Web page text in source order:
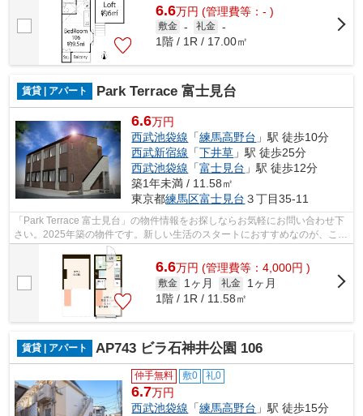
6.6万円 (管理費等：- )
敷金 - 礼金 -
1階 / 1R / 17.00㎡
賃貸 | アパート Park Terrace 富士見台
6.6万円
西武池袋線 「練馬高野台 」駅 徒歩10分
西武新宿線 「下井草 」駅 徒歩25分
西武池袋線 「富士見台 」駅 徒歩12分
築1年未満 / 11.58㎡
東京都練馬区富士見台 ３丁目35-11
「Park Terrace 富士見台」の物件情報をお探しならお気軽にお問い合わせ下
さい。2025年築の物件です。新しい生活のスタートにおすすめなのが、こち
らのアパートです。見た目もキレイで...
6.6万円 (管理費等：4,000円 )
敷金 1ヶ月 礼金
1ヶ月
1階 / 1R / 11.58㎡
賃貸 | アパート AP743 ビラ石神井公園 106
仲手無料 敷0 礼0
6.7万円
西武池袋線 「練馬高野台 」駅 徒歩15分